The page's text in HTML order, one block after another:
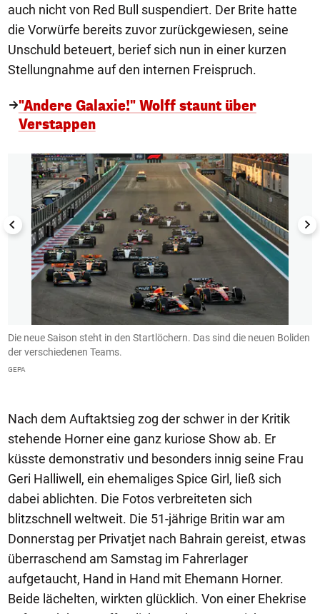
auch nicht von Red Bull suspendiert. Der Brite hatte
die Vorwürfe bereits zuvor zurückgewiesen, seine
Unschuld beteuert, berief sich nun in einer kurzen
Stellungnahme auf den internen Freispruch.
"Andere Galaxie!" Wolff staunt über
Verstappen
1/21
Die neue Saison steht in den Startlöchern. Das sind die neuen Boliden
der verschiedenen Teams.
GEPA
Nach dem Auftaktsieg zog der schwer in der Kritik
stehende Horner eine ganz kuriose Show ab. Er
küsste demonstrativ und besonders innig seine Frau
Geri Halliwell, ein ehemaliges Spice Girl, ließ sich
dabei ablichten. Die Fotos verbreiteten sich
blitzschnell weltweit. Die 51-jährige Britin war am
Donnerstag per Privatjet nach Bahrain gereist, etwas
überraschend am Samstag im Fahrerlager
aufgetaucht, Hand in Hand mit Ehemann Horner.
Beide lächelten, wirkten glücklich. Von einer Ehekrise